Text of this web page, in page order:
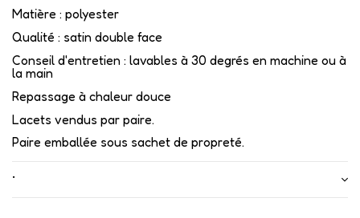
Matière : polyester
Qualité : satin double face
Conseil d'entretien : lavables à 30 degrés en machine ou à
la main
Repassage à chaleur douce
Lacets vendus par paire.
Paire emballée sous sachet de propreté.
•